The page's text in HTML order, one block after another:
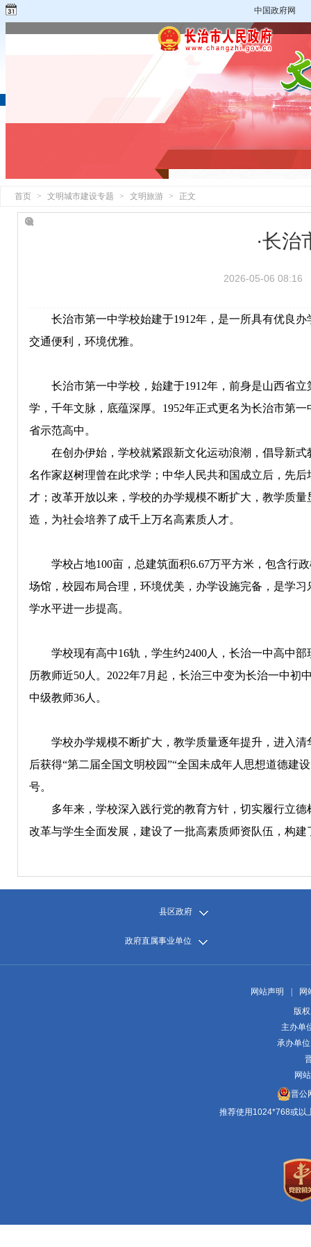
中国政府网
首页 > 文明城市建设专题 > 文明旅游 > 正文
·长治
2026-05-06 08:16
长治市第一中学校始建于1912年，是一所具有优良办
交通便利，环境优雅。
长治市第一中学校，始建于1912年，前身是山西省立
学，千年文脉，底蕴深厚。1952年正式更名为长治市第
省示范高中。
在创办伊始，学校就紧跟新文化运动浪潮，倡导新式
名作家赵树理曾在此求学；中华人民共和国成立后，先
才；改革开放以来，学校的办学规模不断扩大，教学质
造，为社会培养了成千上万名高素质人才。
学校占地100亩，总建筑面积6.67万平方米，包含行政
场馆，校园布局合理，环境优美，办学设施完备，是学
学水平进一步提高。
学校现有高中16轨，学生约2400人，长治一中高中部
历教师近50人。2022年7月起，长治三中变为长治一中初
中级教师36人。
学校办学规模不断扩大，教学质量逐年提升，进入清
后获得“第二届全国文明校园”“全国未成年人思想道德建
号。
多年来，学校深入践行党的教育方针，切实履行立德
改革与学生全面发展，建设了一批高素质师资队伍，构建
县区政府
政府直属事业单位
网站声明
网
版
主办单
承办单
网
晋公
推荐使用1024*768或以